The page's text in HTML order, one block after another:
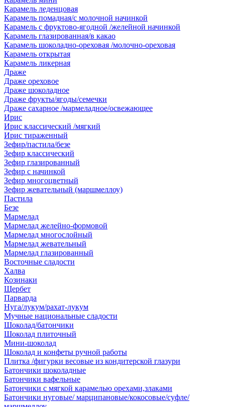
Карамель леденцовая
Карамель помадная/с молочной начинкой
Карамель с фруктово-ягодной /желейной начинкой
Карамель глазированная/в какао
Карамель шоколадно-ореховая /молочно-ореховая
Карамель открытая
Карамель ликерная
Драже
Драже ореховое
Драже шоколадное
Драже фрукты/ягоды/семечки
Драже сахарное /мармеладное/освежающее
Ирис
Ирис классический /мягкий
Ирис тираженный
Зефир/пастила/безе
Зефир классический
Зефир глазированный
Зефир с начинкой
Зефир многоцветный
Зефир жевательный (маршмеллоу)
Пастила
Безе
Мармелад
Мармелад желейно-формовой
Мармелад многослойный
Мармелад жевательный
Мармелад глазированный
Восточные сладости
Халва
Козинаки
Щербет
Парварда
Нуга/лукум/рахат-лукум
Мучные национальные сладости
Шоколад/батончики
Шоколад плиточный
Мини-шоколад
Шоколад и конфеты ручной работы
Плитка /фигурки весовые из кондитерской глазури
Батончики шоколадные
Батончики вафельные
Батончики с мягкой карамелью орехами,злаками
Батончики нуговые/ марципановые/кокосовые/суфле/